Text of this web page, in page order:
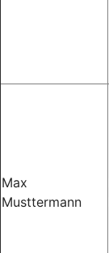
Max
Musttermann